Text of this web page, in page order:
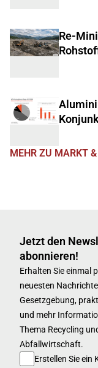
Re-
MEHR ZU MARKT
Jetzt den
abonnieren!
Erhalten Sie einmal
neuesten
Gesetzgebung,
und mehr
Thema Recycling
Abfallwirtschaft.
Erstellen Sie ein